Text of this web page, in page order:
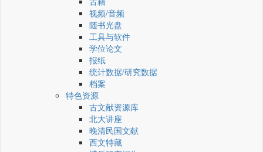
视频/音频
随书光盘
工具与软件
学位论文
报纸
统计数据/研究数据
档案
特色资源
古文献资源库
北大讲座
晚清民国文献
西文特藏